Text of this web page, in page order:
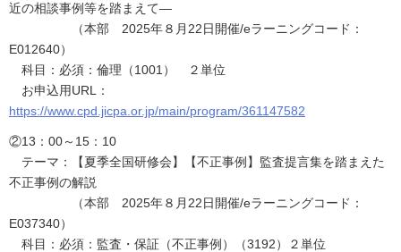
近の相談事例等を踏まえて―
（本部 2025年８月22日開催/eラーニングコード：
E012640）
科目：必須：倫理（1001） ２単位
お申込用URL：
https://www.cpd.jicpa.or.jp/main/program/361147582
②13：00～15：10
テーマ：【夏季全国研修会】【不正事例】監査提言集を踏まえた
不正事例の解説
（本部 2025年８月22日開催/eラーニングコード：
E037340）
科目：必須：監査・保証（不正事例）（3192）２単位